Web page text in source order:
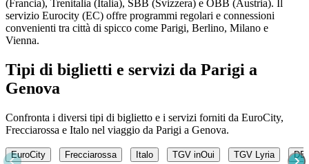
(Francia), Trenitalia (Italia), SBB (Svizzera) e ÖBB (Austria). Il
servizio Eurocity (EC) offre programmi regolari e connessioni
convenienti tra città di spicco come Parigi, Berlino, Milano e
Vienna.
Tipi di biglietti e servizi da Parigi a
Genova
Confronta i diversi tipi di biglietto e i servizi forniti da EuroCity,
Frecciarossa e Italo nel viaggio da Parigi a Genova.
EuroCity Frecciarossa Italo TGV inOui TGV Lyria DB